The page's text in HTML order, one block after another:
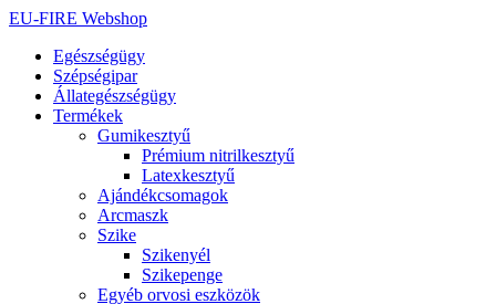
Ugrás
tartalomhoz
EU-FIRE Webshop
Egészségügy
Szépségipar
Állategészségügy
Termékek
Gumikesztyű
Prémium nitrilkesztyű
Latexkesztyű
Ajándékcsomagok
Arcmaszk
Szike
Szikenyél
Szikepenge
Egyéb orvosi eszközök